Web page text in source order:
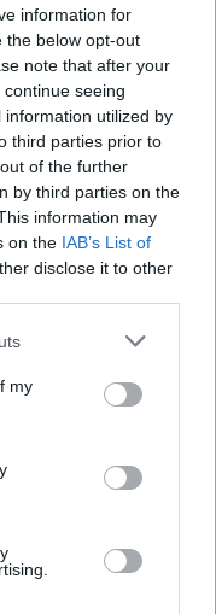
information for
the below opt-out
note that after your
seeing
utilized by
third parties prior to
of the further
by third parties on the
information may
on the IAB’s List of
disclose it to other
my
στοGoogle News
.
στην ροή
στο Instagram